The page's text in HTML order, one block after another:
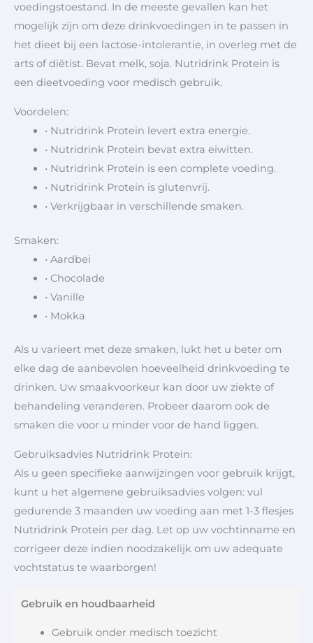
voedingstoestand. In de meeste gevallen kan het
mogelijk zijn om deze drinkvoedingen in te passen in
het dieet bij een lactose-intolerantie, in overleg met de
arts of diëtist. Bevat melk, soja. Nutridrink Protein is
een dieetvoeding voor medisch gebruik.
Voordelen:
• Nutridrink Protein levert extra energie.
• Nutridrink Protein bevat extra eiwitten.
• Nutridrink Protein is een complete voeding.
• Nutridrink Protein is glutenvrij.
• Verkrijgbaar in verschillende smaken.
Smaken:
• Aardbei
• Chocolade
• Vanille
• Mokka
Als u varieert met deze smaken, lukt het u beter om
elke dag de aanbevolen hoeveelheid drinkvoeding te
drinken. Uw smaakvoorkeur kan door uw ziekte of
behandeling veranderen. Probeer daarom ook de
smaken die voor u minder voor de hand liggen.
Gebruiksadvies Nutridrink Protein:
Als u geen specifieke aanwijzingen voor gebruik krijgt,
kunt u het algemene gebruiksadvies volgen: vul
gedurende 3 maanden uw voeding aan met 1-3 flesjes
Nutridrink Protein per dag. Let op uw vochtinname en
corrigeer deze indien noodzakelijk om uw adequate
vochtstatus te waarborgen!
Gebruik en houdbaarheid
Gebruik onder medisch toezicht